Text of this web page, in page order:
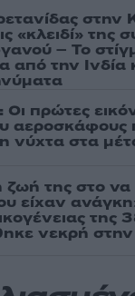
στην
«κλειδί» της
– Το
από την Ινδία
πρώτες
αεροσκάφους
νύχτα στα
ζωή της στο
είχαν
της
νεκρή